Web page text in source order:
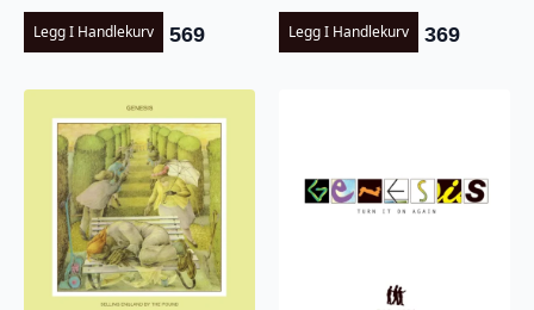
Legg I Handlekurv 569 Legg I Handlekurv 369